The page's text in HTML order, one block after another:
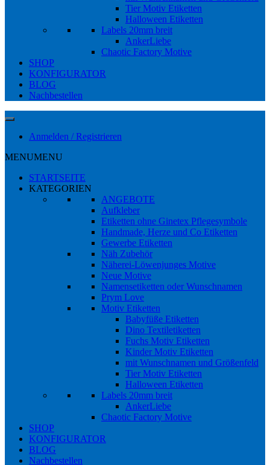
Tier Motiv Etiketten
Halloween Etiketten
Labels 20mm breit
AnkerLiebe
Chaotic Factory Motive
SHOP
KONFIGURATOR
BLOG
Nachbestellen
Anmelden / Registrieren
MENUMENU
STARTSEITE
KATEGORIEN
ANGEBOTE
Aufkleber
Etiketten ohne Ginetex Pflegesymbole
Handmade, Herze und Co Etiketten
Gewerbe Etiketten
Näh Zubehör
Näherei-Löwenjunges Motive
Neue Motive
Namensetiketten oder Wunschnamen
Prym Love
Motiv Etiketten
Babyfüße Etiketten
Dino Textiletiketten
Fuchs Motiv Etiketten
Kinder Motiv Etiketten
mit Wunschnamen und Größenfeld
Tier Motiv Etiketten
Halloween Etiketten
Labels 20mm breit
AnkerLiebe
Chaotic Factory Motive
SHOP
KONFIGURATOR
BLOG
Nachbestellen